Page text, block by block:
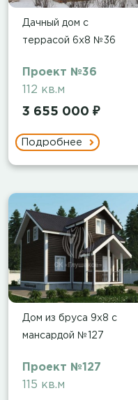
Дачный дом с
террасой 6х8 №36
Проект №36
112 кв.м
3 655 000 ₽
Подробнее
Дом из бруса 9х8 с
мансардой №127
Проект №127
115 кв.м